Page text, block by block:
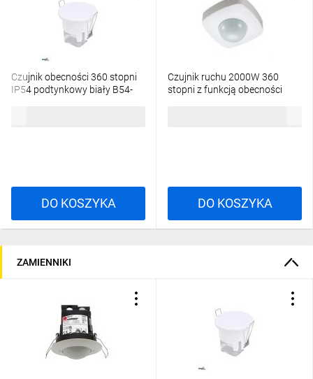
Czujnik obecności 360 stopni
IP54 podtynkowy biały B54-
DO KOSZYKA
Czujnik ruchu 2000W 360
stopni z funkcją obecności
DO KOSZYKA
ZAMIENNIKI